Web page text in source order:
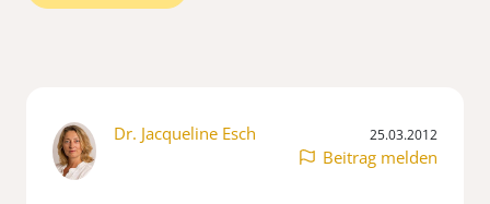
Dr. Jacqueline Esch 25.03.2012
Beitrag melden